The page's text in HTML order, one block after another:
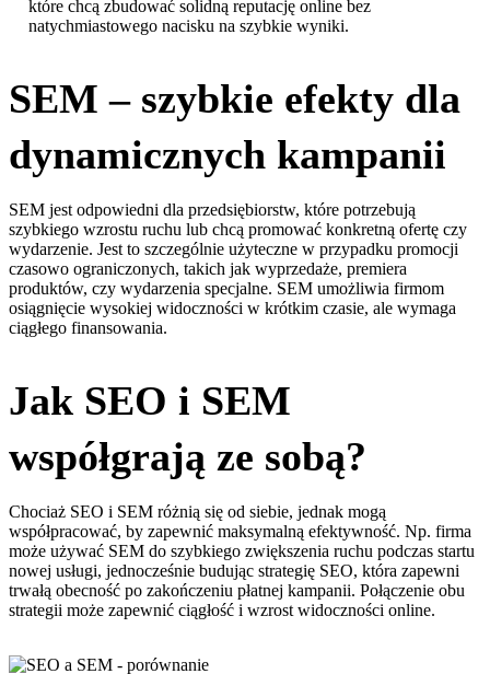
które chcą zbudować solidną reputację online bez
natychmiastowego nacisku na szybkie wyniki.
SEM – szybkie efekty dla
dynamicznych kampanii
SEM jest odpowiedni dla przedsiębiorstw, które potrzebują
szybkiego wzrostu ruchu lub chcą promować konkretną ofertę czy
wydarzenie. Jest to szczególnie użyteczne w przypadku promocji
czasowo ograniczonych, takich jak wyprzedaże, premiera
produktów, czy wydarzenia specjalne. SEM umożliwia firmom
osiągnięcie wysokiej widoczności w krótkim czasie, ale wymaga
ciągłego finansowania.
Jak SEO i SEM
współgrają ze sobą?
Chociaż SEO i SEM różnią się od siebie, jednak mogą
współpracować, by zapewnić maksymalną efektywność. Np. firma
może używać SEM do szybkiego zwiększenia ruchu podczas startu
nowej usługi, jednocześnie budując strategię SEO, która zapewni
trwałą obecność po zakończeniu płatnej kampanii. Połączenie obu
strategii może zapewnić ciągłość i wzrost widoczności online.